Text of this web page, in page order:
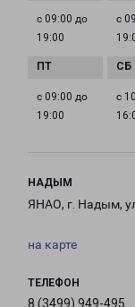
с 09:00 до
19:00
с
с 09:00 до
19:00
с
НАДЫМ
ЯНАО, г. Надым,
на карте
ТЕЛЕФОН
8 (3499) 949-495